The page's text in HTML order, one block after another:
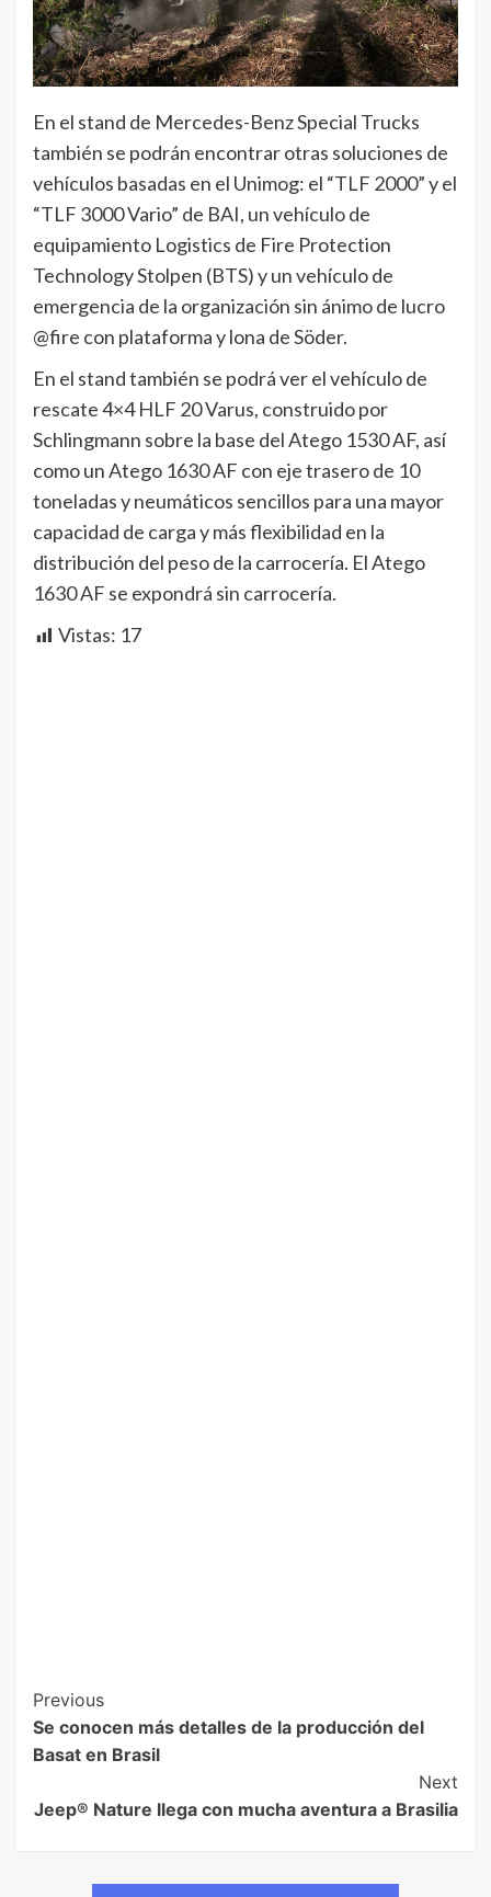
En el stand de Mercedes-Benz Special Trucks
también se podrán encontrar otras soluciones de
vehículos basadas en el Unimog: el “TLF 2000” y el
“TLF 3000 Vario” de BAI, un vehículo de
equipamiento Logistics de Fire Protection
Technology Stolpen (BTS) y un vehículo de
emergencia de la organización sin ánimo de lucro
@fire con plataforma y lona de Söder.
En el stand también se podrá ver el vehículo de
rescate 4×4 HLF 20 Varus, construido por
Schlingmann sobre la base del Atego 1530 AF, así
como un Atego 1630 AF con eje trasero de 10
toneladas y neumáticos sencillos para una mayor
capacidad de carga y más flexibilidad en la
distribución del peso de la carrocería. El Atego
1630 AF se expondrá sin carrocería.
Vistas: 17
Previous
Se conocen más detalles de la producción del
Basat en Brasil
Next
Jeep® Nature llega con mucha aventura a Brasilia